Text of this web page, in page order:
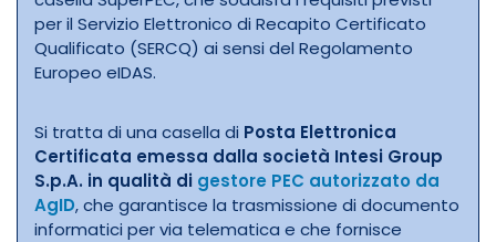
per il Servizio Elettronico di Recapito Certificato
Qualificato (SERCQ) ai sensi del Regolamento
Europeo eIDAS.
Si tratta di una casella di Posta Elettronica
Certificata emessa dalla società Intesi Group
S.p.A. in qualità di gestore PEC autorizzato da
AgID, che garantisce la trasmissione di documento
informatici per via telematica e che fornisce